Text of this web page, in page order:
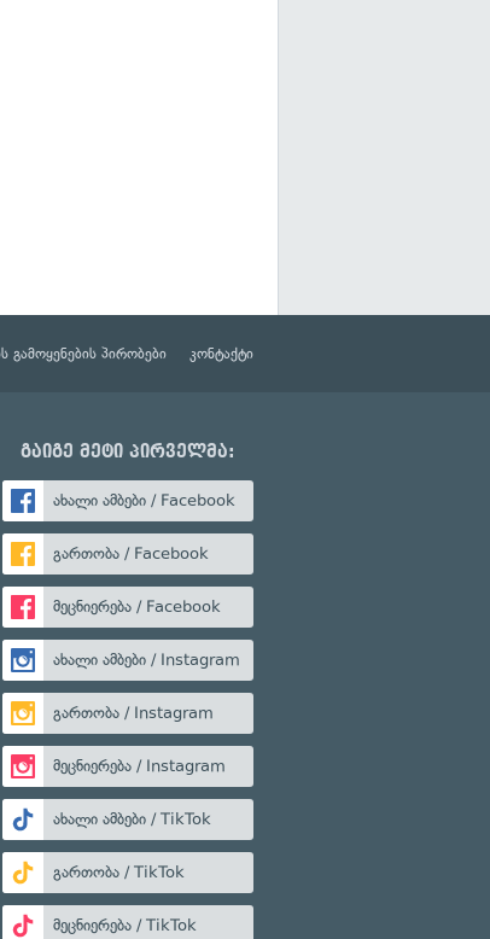
გამოყენების პირობები კონტაქტი
გაიგე მეტი პირველმა:
ახალი ამბები / Facebook
გართობა / Facebook
მეცნიერება / Facebook
ახალი ამბები / Instagram
გართობა / Instagram
მეცნიერება / Instagram
ახალი ამბები / TikTok
გართობა / TikTok
მეცნიერება / TikTok